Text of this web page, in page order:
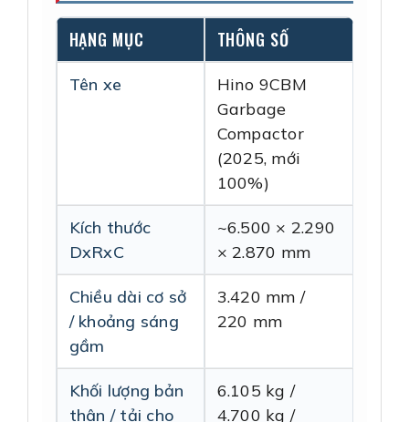
HẠNG MỤC THÔNG SỐ
Tên xe
Hino 9CBM
Garbage
Compactor
(2025, mới
100%)
Kích thước
DxRxC
~6.500 × 2.290
× 2.870 mm
Chiều dài cơ sở
/ khoảng sáng
gầm
3.420 mm /
220 mm
Khối lượng bản
thân / tải cho
6.105 kg /
4.700 kg /